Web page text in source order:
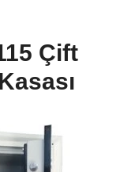
Çift